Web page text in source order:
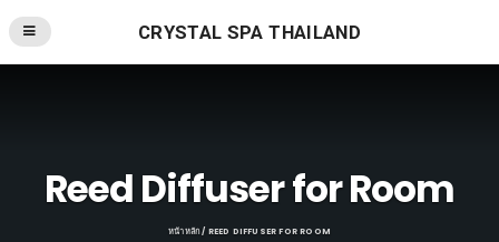
CRYSTAL SPA THAILAND
Reed Diffuser for Room
หน้าหลัก/ REED DIFFUSER FOR ROOM